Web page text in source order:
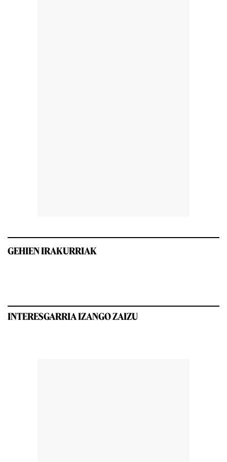
GEHIEN IRAKURRIAK
INTERESGARRIA IZANGO ZAIZU